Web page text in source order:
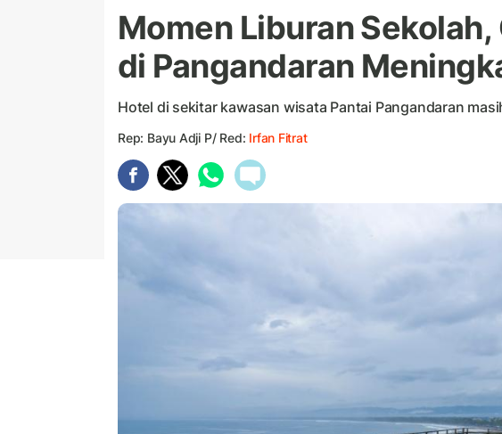
Momen Liburan
di Pangandaran
Hotel di sekitar kawasan wisata Pantai Pangandaran
Rep: Bayu Adji P/ Red: Irfan Fitrat